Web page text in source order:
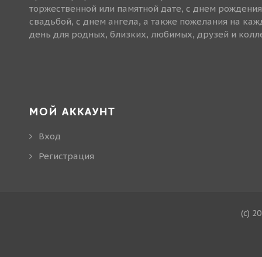
торжественной или памятной дате, с днем
свадьбой, с днем ангела, а также пожелания на
день для родных, близких, любимых, друзей и
МОЙ АККАУНТ
Вход
Регистрация
(c)